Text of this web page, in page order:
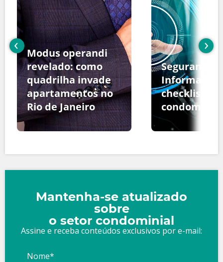
Modus operandi
revelado: como
quadrilha invade
apartamentos no
Rio de Janeiro
Segurança
Informação:
checklist
‹ ›
Mantenha-se atualizado
sobre
o setor condominial
Assine e receba conteúdos exclusivos por e-mail:
Nome*